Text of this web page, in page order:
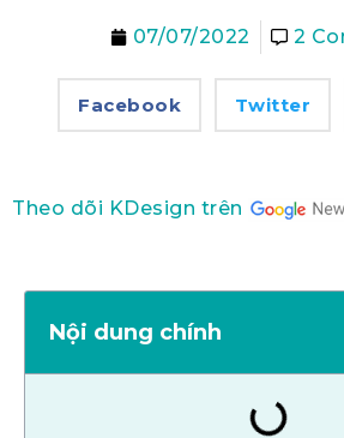
07/07/2022 2
Facebook Twitter
Theo dõi KDesign trên
Nội dung chính